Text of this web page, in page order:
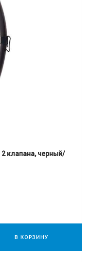
клапана, черный/
В КОРЗИНУ